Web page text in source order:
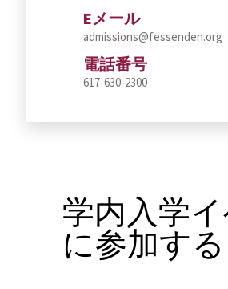
Eメール
admissions@fessenden.org
電話番号
617-630-2300
学内入学
に参加する